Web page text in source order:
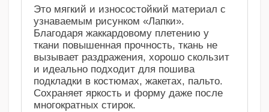
Это мягкий и износостойкий материал с
узнаваемым рисунком «Лапки».
Благодаря жаккардовому плетению у
ткани повышенная прочность, ткань не
вызывает раздражения, хорошо скользит
и идеально подходит для пошива
подкладки в костюмах, жакетах, пальто.
Сохраняет яркость и форму даже после
многократных стирок.